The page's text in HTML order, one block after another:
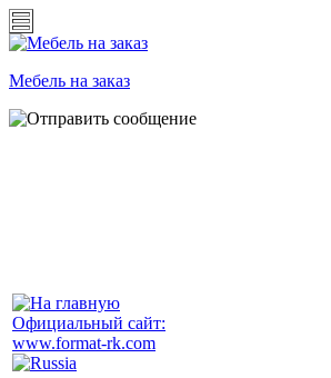
Мебель на заказ
Официальный сайт:
www.format-rk.com